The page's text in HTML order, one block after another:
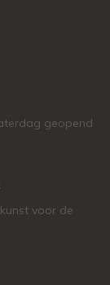
geopend
voor de